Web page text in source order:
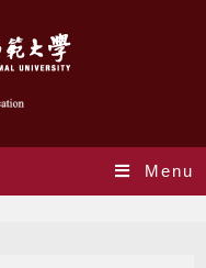
Menu